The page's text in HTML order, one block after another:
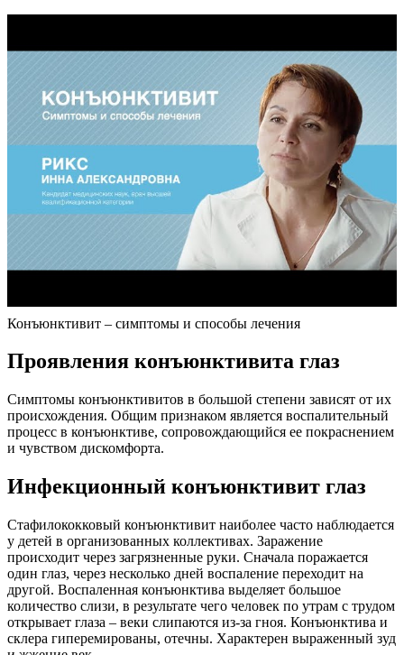
Конъюнктивит – симптомы и способы лечения
Проявления конъюнктивита глаз
Симптомы конъюнктивитов в большой степени зависят от их
происхождения. Общим признаком является воспалительный
процесс в конъюнктиве, сопровождающийся ее покраснением
и чувством дискомфорта.
Инфекционный конъюнктивит глаз
Стафилококковый конъюнктивит наиболее часто наблюдается
у детей в организованных коллективах. Заражение
происходит через загрязненные руки. Сначала поражается
один глаз, через несколько дней воспаление переходит на
другой. Воспаленная конъюнктива выделяет большое
количество слизи, в результате чего человек по утрам с трудом
открывает глаза – веки слипаются из-за гноя. Конъюнктива и
склера гиперемированы, отечны. Характерен выраженный зуд